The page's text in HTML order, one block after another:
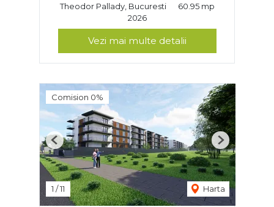
Theodor Pallady, Bucuresti
60.95 mp
2026
Vezi mai multe detalii
Comision 0%
1 /11 Harta
Previous Next